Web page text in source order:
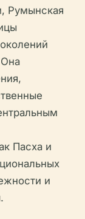
Румынская
Пасха и
и